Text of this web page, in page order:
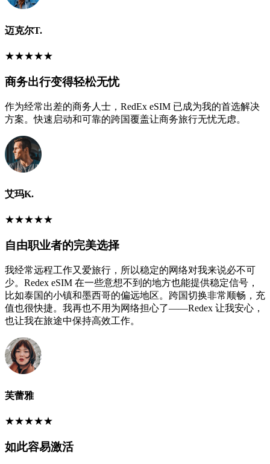
迈克尔T.
★★★★★
商务出行变得轻松无忧
作为经常出差的商务人士，RedEx eSIM 已成为我的首选解决
方案。快速启动和可靠的跨国覆盖让商务旅行无忧无虑。
艾玛K.
★★★★★
自由职业者的完美选择
我经常远程工作又爱旅行，所以稳定的网络对我来说必不可
少。Redex eSIM 在一些意想不到的地方也能提供稳定信号，
比如泰国的小镇和墨西哥的偏远地区。跨国切换非常顺畅，充
值也很快捷。我再也不用为网络担心了——Redex 让我安心，
也让我在旅途中保持高效工作。
芙蕾雅
★★★★★
如此容易激活